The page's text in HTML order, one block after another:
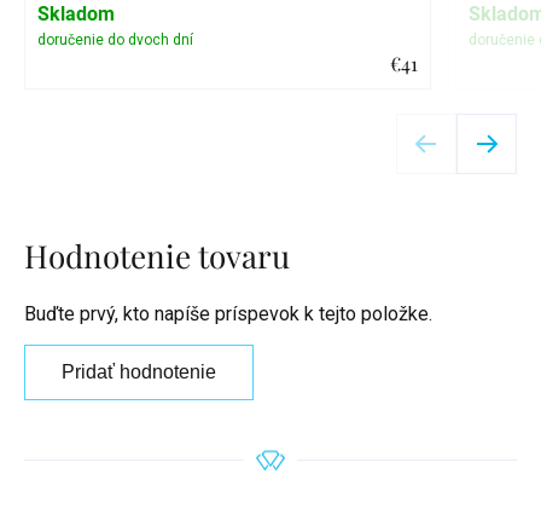
€41
Skladom
Hodnotenie tovaru
Buďte prvý, kto napíše príspevok k tejto položke.
Pridať hodnotenie